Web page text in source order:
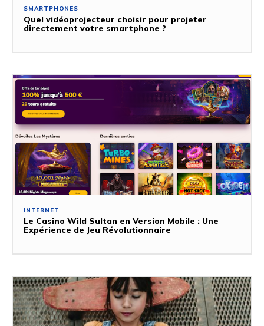
SMARTPHONES
Quel vidéoprojecteur choisir pour projeter
directement votre smartphone ?
INTERNET
Le Casino Wild Sultan en Version Mobile : Une
Expérience de Jeu Révolutionnaire